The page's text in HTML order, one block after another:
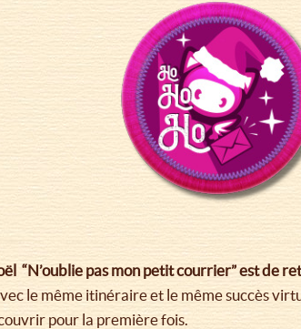
“N’oublie pas mon petit courrier” est de
le même itinéraire et le même succès
pour la première fois.